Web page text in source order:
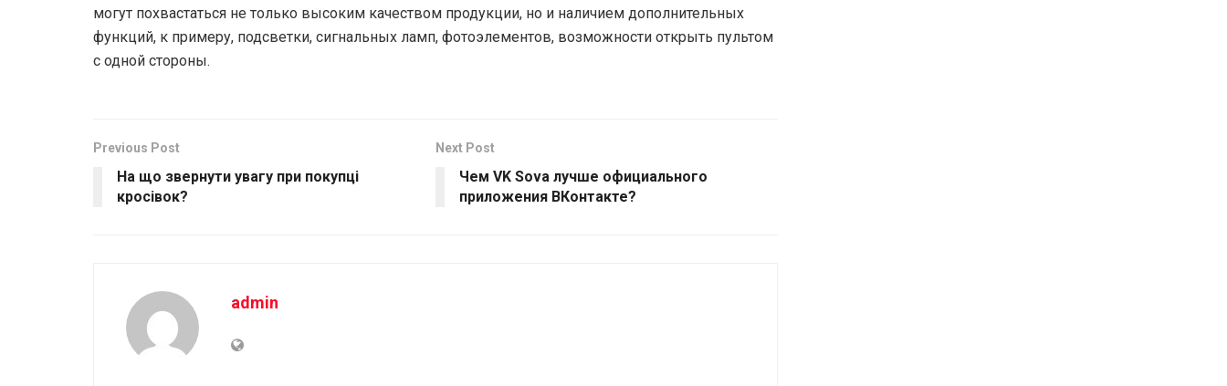
могут похвастаться не только высоким качеством продукции, но и наличием дополнительных
функций, к примеру, подсветки, сигнальных ламп, фотоэлементов, возможности открыть пультом
с одной стороны.
Previous Post
На що звернути увагу при покупці
кросівок?
Next Post
Чем VK Sova лучше официального
приложения ВКонтакте?
admin